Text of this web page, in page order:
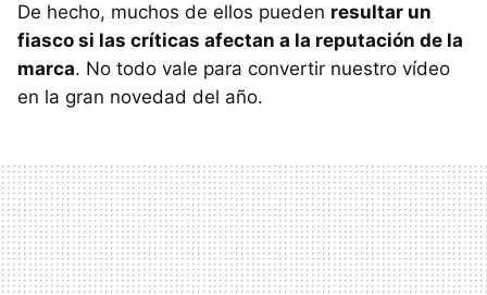
De hecho, muchos de ellos pueden resultar un
fiasco si las críticas afectan a la reputación de la
marca. No todo vale para convertir nuestro vídeo
en la gran novedad del año.